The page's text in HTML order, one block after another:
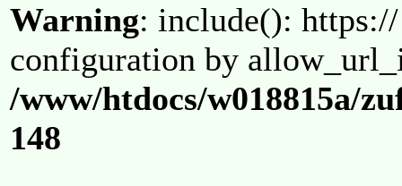
Warning: include():
configuration by
/www/htdocs/w018815a/
148